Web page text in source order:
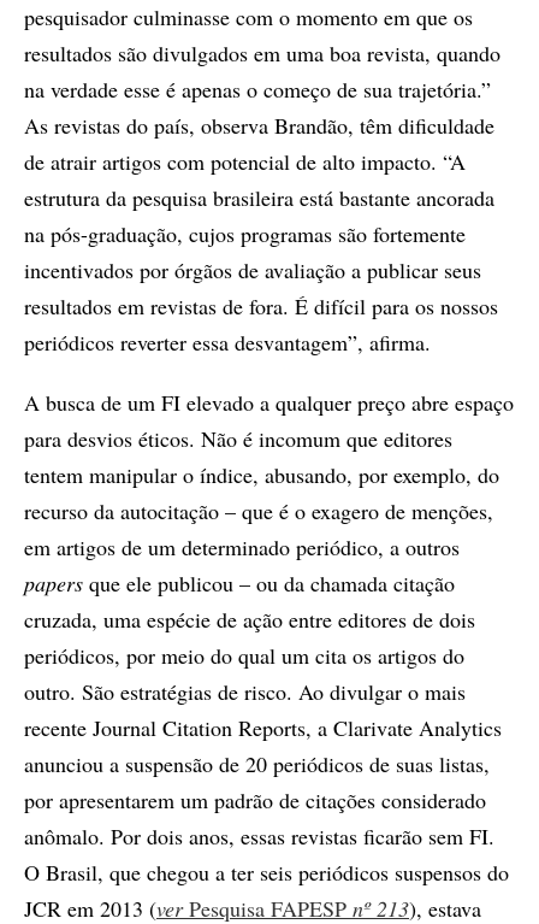
pesquisador culminasse com o momento em que os
resultados são divulgados em uma boa revista, quando
na verdade esse é apenas o começo de sua trajetória.”
As revistas do país, observa Brandão, têm dificuldade
de atrair artigos com potencial de alto impacto. “A
estrutura da pesquisa brasileira está bastante ancorada
na pós-graduação, cujos programas são fortemente
incentivados por órgãos de avaliação a publicar seus
resultados em revistas de fora. É difícil para os nossos
periódicos reverter essa desvantagem”, afirma.
A busca de um FI elevado a qualquer preço abre espaço
para desvios éticos. Não é incomum que editores
tentem manipular o índice, abusando, por exemplo, do
recurso da autocitação – que é o exagero de menções,
em artigos de um determinado periódico, a outros
papers que ele publicou – ou da chamada citação
cruzada, uma espécie de ação entre editores de dois
periódicos, por meio do qual um cita os artigos do
outro. São estratégias de risco. Ao divulgar o mais
recente Journal Citation Reports, a Clarivate Analytics
anunciou a suspensão de 20 periódicos de suas listas,
por apresentarem um padrão de citações considerado
anômalo. Por dois anos, essas revistas ficarão sem FI.
O Brasil, que chegou a ter seis periódicos suspensos do
JCR em 2013 (verPesquisa FAPESP nº 213), estava